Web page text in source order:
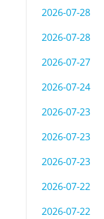
2026-07-28
2026-07-28
2026-07-27
2026-07-24
2026-07-23
2026-07-23
2026-07-23
2026-07-22
2026-07-22